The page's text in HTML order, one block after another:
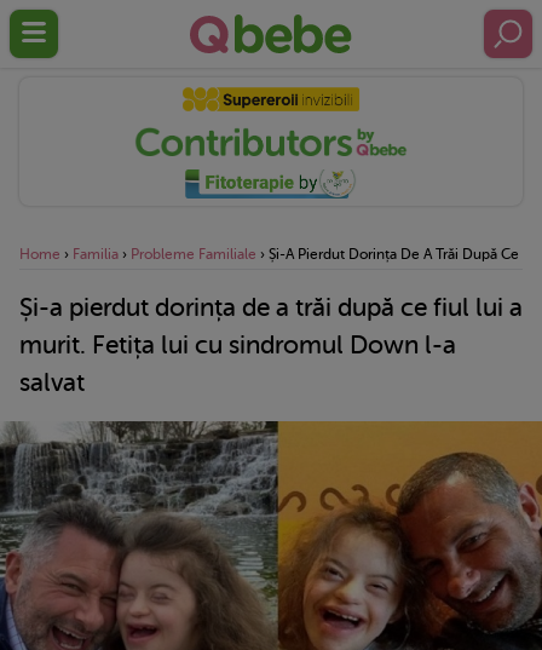
Home › Familia › Probleme Familiale › Și-A Pierdut Dorința De A Trăi După Ce
Și-a pierdut dorința de a trăi după ce fiul lui a
murit. Fetița lui cu sindromul Down l-a
salvat